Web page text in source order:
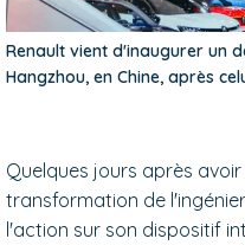
Renault vient d'inaugurer un
Hangzhou, en Chine, après
Quelques jours après
transformation de
l'action sur son dispositif